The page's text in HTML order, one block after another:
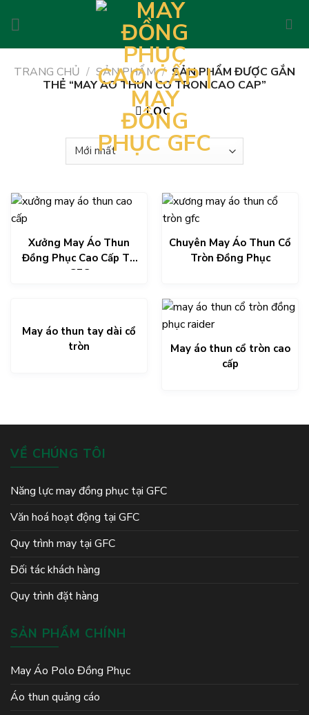
TRANG CHỦ / SẢN PHẨM / SẢN PHẨM ĐƯỢC GẮN
THẺ “MAY AO THUN CO TRON CAO CAP”
LỌC
Xưởng May Áo Thun
Đồng Phục Cao Cấp Từ
GFC
Chuyên May Áo Thun Cổ
Tròn Đồng Phục
May áo thun tay dài cổ
tròn
May áo thun cổ tròn cao
cấp
VỀ CHÚNG TÔI
Năng lực may đồng phục tại GFC
Văn hoá hoạt động tại GFC
Quy trình may tại GFC
Đối tác khách hàng
Quy trình đặt hàng
SẢN PHẨM CHÍNH
May Áo Polo Đồng Phục
Áo thun quảng cáo